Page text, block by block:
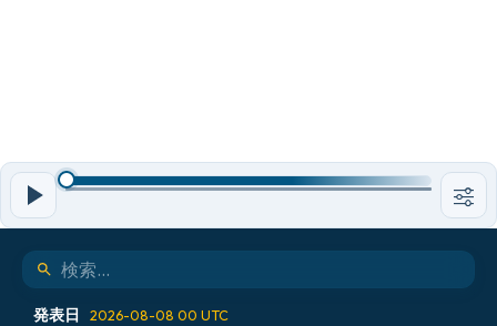
発表日 2026-08-08 00 UTC